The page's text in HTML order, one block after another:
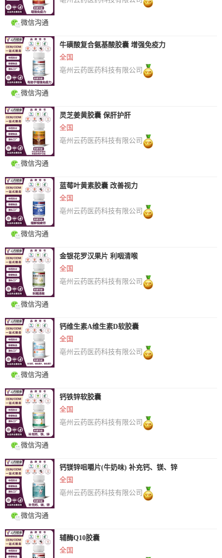
微信沟通
微信沟通
牛磺酸复合氨基酸胶囊 增强免疫力
全国
亳州云药医药科技有限公司
微信沟通
灵芝姜黄胶囊 保肝护肝
全国
亳州云药医药科技有限公司
微信沟通
蓝莓叶黄素胶囊 改善视力
全国
亳州云药医药科技有限公司
微信沟通
金银花罗汉果片 利咽清喉
全国
亳州云药医药科技有限公司
微信沟通
钙维生素A维生素D软胶囊
全国
亳州云药医药科技有限公司
微信沟通
钙铁锌软胶囊
全国
亳州云药医药科技有限公司
微信沟通
钙镁锌咀嚼片(牛奶味) 补充钙、镁、锌
全国
亳州云药医药科技有限公司
辅酶Q10胶囊
全国